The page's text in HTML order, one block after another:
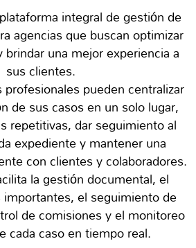
integral de gestión de
agencias que buscan optimizar
una mejor experiencia a
sus clientes.
profesionales pueden centralizar
de sus casos en un solo lugar,
repetitivas, dar seguimiento al
expediente y mantener una
con clientes y colaboradores.
la gestión documental, el
el seguimiento de
de comisiones y el monitoreo
cada caso en tiempo real.